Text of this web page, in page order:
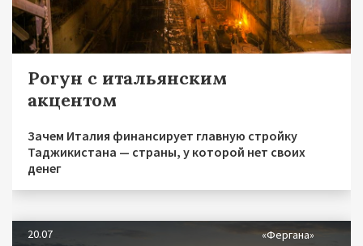
Рогун с итальянским
акцентом
Зачем Италия финансирует главную стройку
Таджикистана — страны, у которой нет своих
денег
20.07 «Фергана»